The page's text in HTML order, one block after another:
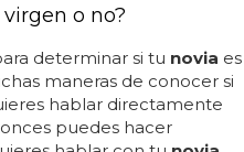
tu novia... en primer lugar, es
clara con tu
novia
metas a corto plazo
una vez que
un plan de entrenamiento
posible, encuentra una pista